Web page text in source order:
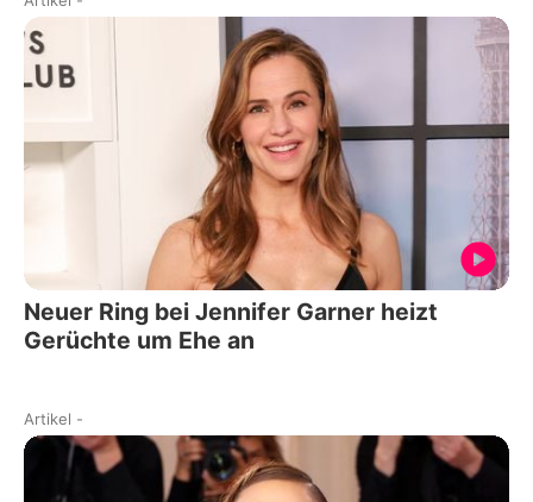
Neuer Ring bei Jennifer Garner heizt
Gerüchte um Ehe an
Artikel -